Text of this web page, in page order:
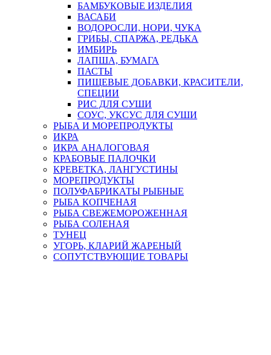
БАМБУКОВЫЕ ИЗДЕЛИЯ
ВАСАБИ
ВОДОРОСЛИ, НОРИ, ЧУКА
ГРИБЫ, СПАРЖА, РЕДЬКА
ИМБИРЬ
ЛАПША, БУМАГА
ПАСТЫ
ПИЩЕВЫЕ ДОБАВКИ, КРАСИТЕЛИ,
СПЕЦИИ
РИС ДЛЯ СУШИ
СОУС, УКСУС ДЛЯ СУШИ
РЫБА И МОРЕПРОДУКТЫ
ИКРА
ИКРА АНАЛОГОВАЯ
КРАБОВЫЕ ПАЛОЧКИ
КРЕВЕТКА, ЛАНГУСТИНЫ
МОРЕПРОДУКТЫ
ПОЛУФАБРИКАТЫ РЫБНЫЕ
РЫБА КОПЧЕНАЯ
РЫБА СВЕЖЕМОРОЖЕННАЯ
РЫБА СОЛЕНАЯ
ТУНЕЦ
УГОРЬ, КЛАРИЙ ЖАРЕНЫЙ
СОПУТСТВУЮЩИЕ ТОВАРЫ